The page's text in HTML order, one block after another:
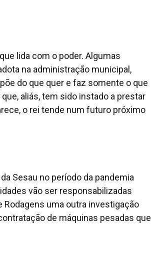
lida com o poder. Algumas
na administração municipal,
do que quer e faz somente o que
aliás, tem sido instado a prestar
o rei tende num futuro próximo
Sesau no período da pandemia
vão ser responsabilizadas
uma outra investigação
de máquinas pesadas que